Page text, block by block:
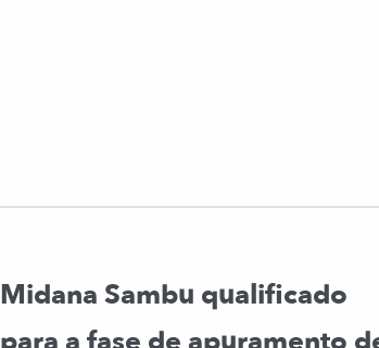
Midana Sambu qualificado